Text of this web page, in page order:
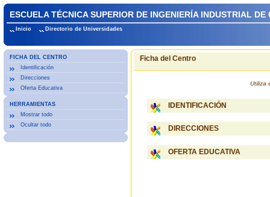
ESCUELA TÉCNICA SUPERIOR DE INGENIERÍA INDUSTRIAL DE
Inicio Directorio de Universidades
FICHA DEL CENTRO
Identificación
Direcciones
Oferta Educativa
HERRAMIENTAS
Mostrar todo
Ocultar todo
Ficha del Centro
Utiliza
IDENTIFICACIÓN
DIRECCIONES
OFERTA EDUCATIVA